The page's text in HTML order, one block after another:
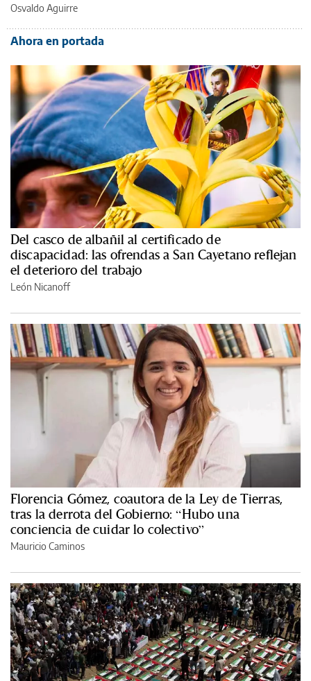
Osvaldo Aguirre
Ahora en portada
Del casco de albañil al certificado de
discapacidad: las ofrendas a San Cayetano reflejan
el deterioro del trabajo
León Nicanoff
Florencia Gómez, coautora de la Ley de Tierras,
tras la derrota del Gobierno: “Hubo una
conciencia de cuidar lo colectivo”
Mauricio Caminos